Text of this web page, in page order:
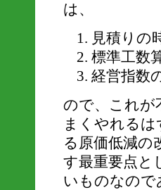
は、
見積りの
標準工数
経営指数
ので、これが
まくやれる
る原価低減の
す最重要点と
いものなので